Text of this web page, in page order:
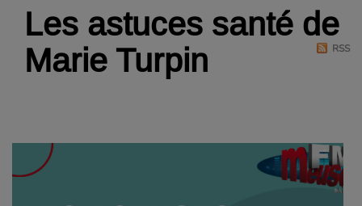
Les astuces santé de
Marie Turpin
RSS